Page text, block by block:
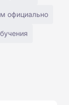
официально